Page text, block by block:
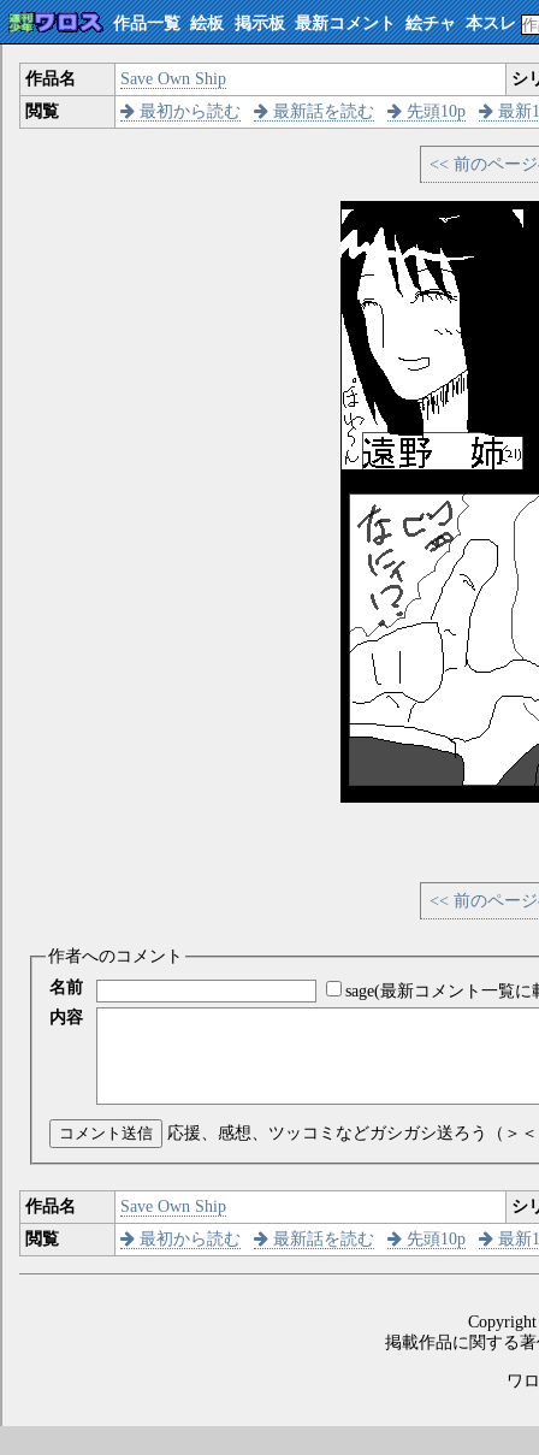
作品一覧 絵板 掲示板 最新コメント 絵チャ 本スレ
作品名 Save Own Ship
シ
閲覧
最初から読む 最新話を読む 先頭10p 最新
<< 前のペー
<< 前のペー
作者へのコメント
名前
sage(最新コメント一覧に
内容
コメント送信 応援、感想、ツッコミなどガシガシ送ろう（＞
作品名 Save Own Ship
シ
閲覧
最初から読む 最新話を読む 先頭10p 最新
掲載作品に関する
ワ